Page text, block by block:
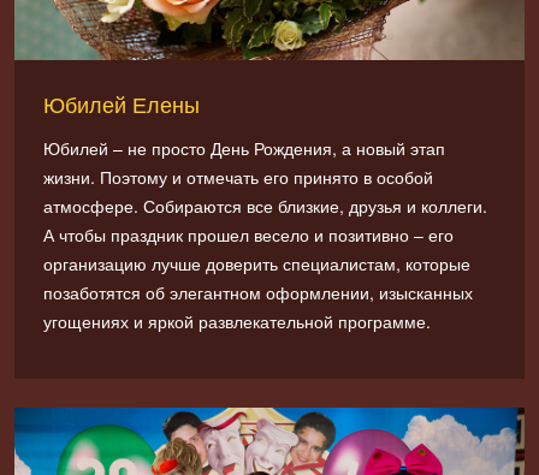
Юбилей Елены
Юбилей – не просто День Рождения, а новый этап
жизни. Поэтому и отмечать его принято в особой
атмосфере. Собираются все близкие, друзья и коллеги.
А чтобы праздник прошел весело и позитивно – его
организацию лучше доверить специалистам, которые
позаботятся об элегантном оформлении, изысканных
угощениях и яркой развлекательной программе.